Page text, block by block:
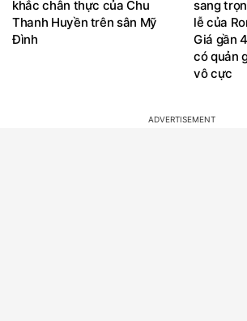
khắc chân thực của Chu
Thanh Huyền trên sân Mỹ
Đình
sang
lễ của
Giá gần
có quản
vô cực